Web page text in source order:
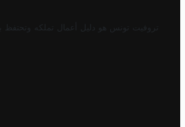
تروفيت تونس هو دليل أعمال تملكه وتحتفظ